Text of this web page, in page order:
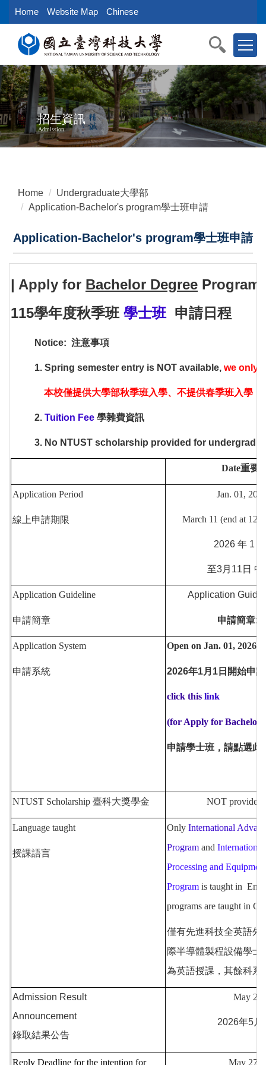
Jump
to
main
content
block
Home Website Map Chinese
招生資訊
Admission
Home
Undergraduate大學部
Application-Bachelor's program學士班申請
Application-Bachelor's program學士班申請
| Apply for Bachelor Degree Program
115學年度秋季班 學士班申請日程
Notice: 注意事項
1. Spring semester entry is NOT available, we only
本校僅提供大學部秋季班入學、不提供春季班入學
2. Tuition Fee 學雜費資訊
3. No NTUST scholarship provided for
Date重要
Application Period
線上申請期限
Jan. 01,
March 11 (end at
2026 年 1
至3月11日 中
Application Guideline
申請簡章
Application
申請簡章:
Application System
申請系統
Open on Jan. 01, 2026
2026年1月1日開始申請
click this link
(for Apply for
申請學士班，請點選此
NTUST Scholarship 臺科大獎學金 NOT provided
Language taught
授課語言
Only International
Program and
Processing and
Program is taught in
programs are taught in
僅有先進科技全英語外
際半導體製程設備學士
為英語授課，其餘科系
Admission Result
Announcement
錄取結果公告
May 27,
2026年5月
Reply Deadline for the intention for May 27